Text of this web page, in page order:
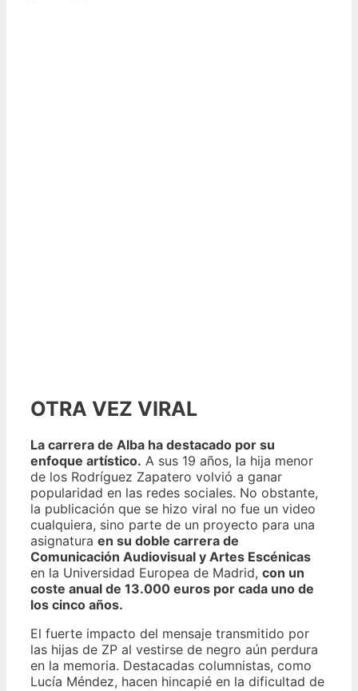
OTRA VEZ VIRAL
La carrera de Alba ha destacado por su
enfoque artístico. A sus 19 años, la hija menor
de los Rodríguez Zapatero volvió a ganar
popularidad en las redes sociales. No obstante,
la publicación que se hizo viral no fue un video
cualquiera, sino parte de un proyecto para una
asignatura en su doble carrera de
Comunicación Audiovisual y Artes Escénicas
en la Universidad Europea de Madrid, con un
coste anual de 13.000 euros por cada uno de
los cinco años.
El fuerte impacto del mensaje transmitido por
las hijas de ZP al vestirse de negro aún perdura
en la memoria. Destacadas columnistas, como
Lucía Méndez, hacen hincapié en la dificultad de